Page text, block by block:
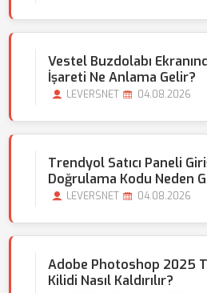
Vestel Buzdolabı
İşareti Ne Anlama Gelir?
LEVERSNET 04.08.2026
Trendyol Satıcı Paneli
Doğrulama Kodu Neden
LEVERSNET 04.08.2026
Adobe Photoshop 2025
Kilidi Nasıl Kaldırılır?